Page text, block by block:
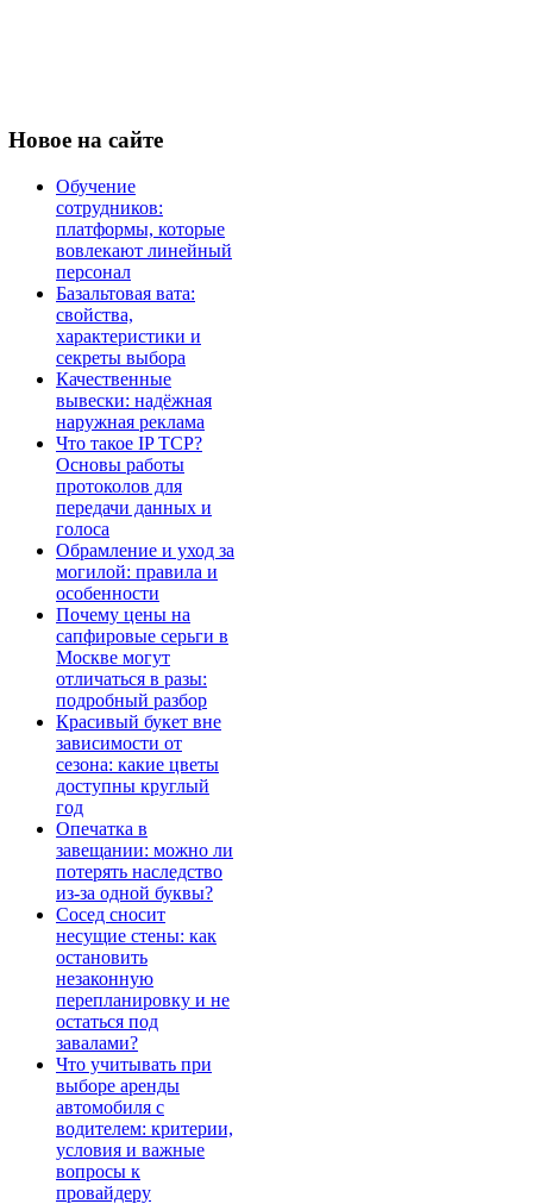
Новое на сайте
Обучение
сотрудников:
платформы, которые
вовлекают линейный
персонал
Базальтовая вата:
свойства,
характеристики и
секреты выбора
Качественные
вывески: надёжная
наружная реклама
Что такое IP TCP?
Основы работы
протоколов для
передачи данных и
голоса
Обрамление и уход за
могилой: правила и
особенности
Почему цены на
сапфировые серьги в
Москве могут
отличаться в разы:
подробный разбор
Красивый букет вне
зависимости от
сезона: какие цветы
доступны круглый
год
Опечатка в
завещании: можно ли
потерять наследство
из-за одной буквы?
Сосед сносит
несущие стены: как
остановить
незаконную
перепланировку и не
остаться под
завалами?
Что учитывать при
выборе аренды
автомобиля с
водителем: критерии,
условия и важные
вопросы к
провайдеру